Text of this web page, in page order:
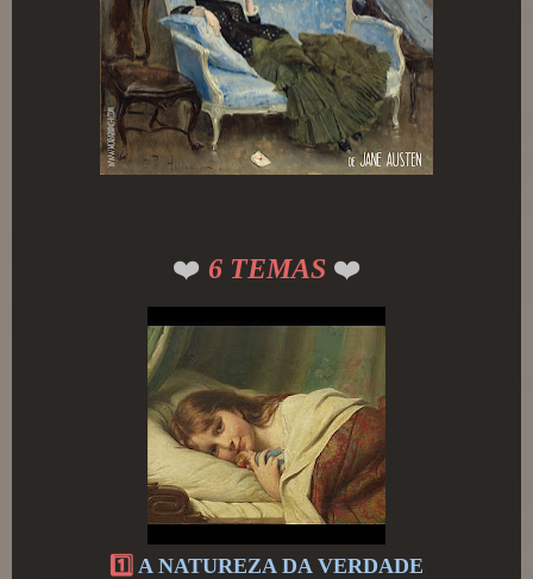
❤️ 6 TEMAS❤️
1️⃣ A NATUREZA DA VERDADE